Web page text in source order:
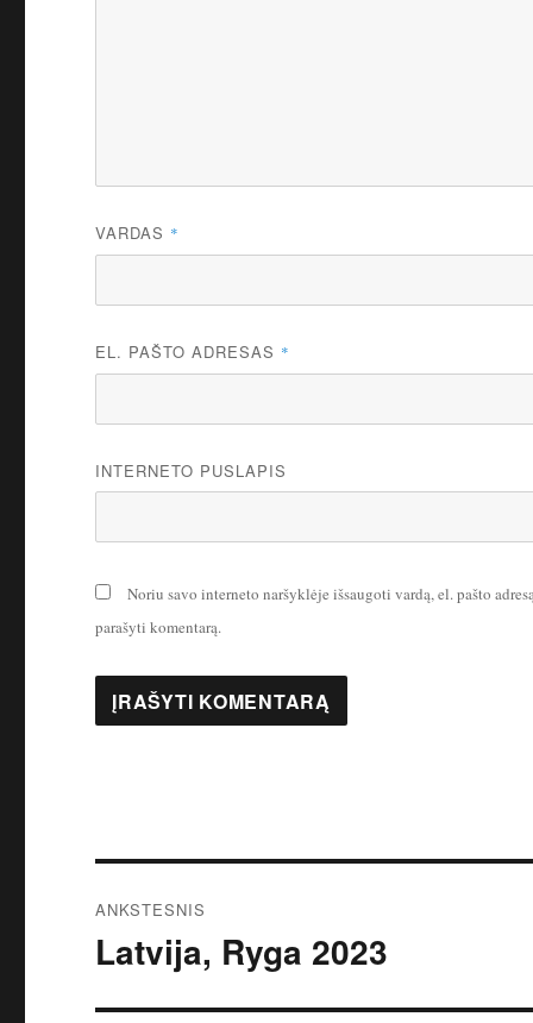
VARDAS *
EL. PAŠTO ADRESAS *
INTERNETO PUSLAPIS
Noriu savo interneto naršyklėje išsaugoti vardą, el. pašto
parašyti komentarą.
tarp
ANKSTESNIS
Ankstesnis
Latvija, Ryga 2023